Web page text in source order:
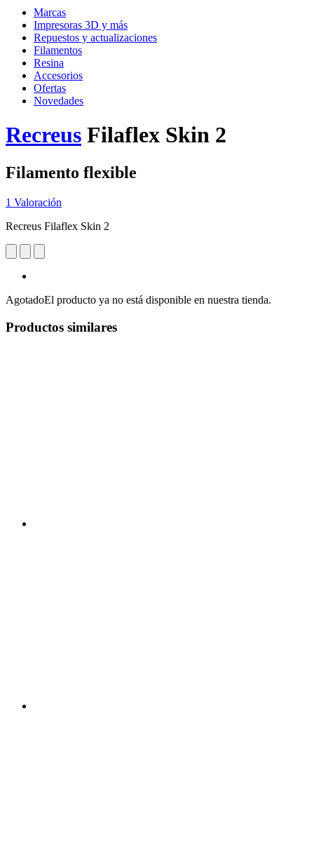
Marcas
Impresoras 3D y más
Repuestos y actualizaciones
Filamentos
Resina
Accesorios
Ofertas
Novedades
Recreus Filaflex Skin 2
Filamento flexible
1 Valoración
Recreus Filaflex Skin 2
AgotadoEl producto ya no está disponible en nuestra tienda.
Productos similares